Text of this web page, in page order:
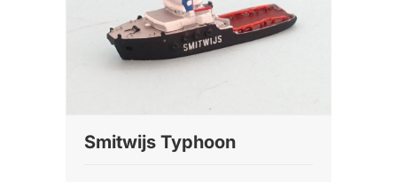
Smitwijs Typhoon